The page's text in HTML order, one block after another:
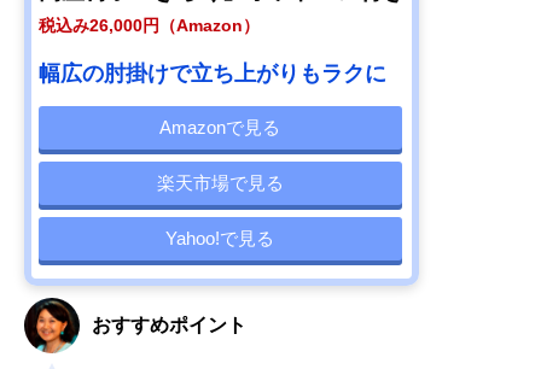
税込み26,000円（Amazon）
幅広の肘掛けで立ち上がりもラクに
Amazonで見る
楽天市場で見る
Yahoo!で見る
おすすめポイント